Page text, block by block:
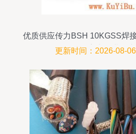
优质供应传力BSH 10KGSS焊
五金交电行业得
更新时间：2026-08-